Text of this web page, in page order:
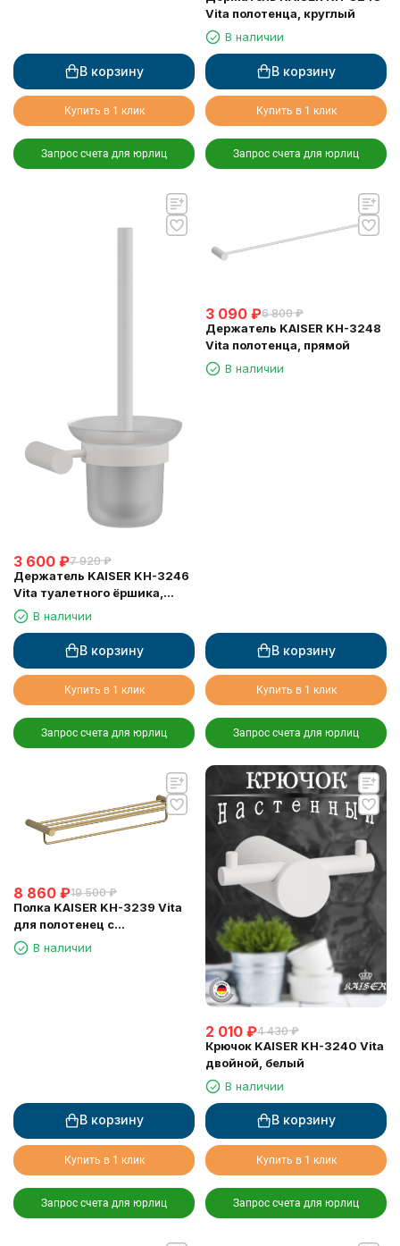
В корзину
Купить в 1 клик
Запрос счета для юрлиц
Vita полотенца, круглый
В наличии
В корзину
Купить в 1 клик
Запрос счета для юрлиц
3 600 ₽7 920 ₽
Держатель KAISER KH-3246
Vita туалетного ёршика,
настенный
В наличии
В корзину
Купить в 1 клик
Запрос счета для юрлиц
3 090 ₽6 800 ₽
Держатель KAISER KH-3248
Vita полотенца, прямой
В наличии
В корзину
Купить в 1 клик
Запрос счета для юрлиц
8 860 ₽19 500 ₽
Полка KAISER KH-3239 Vita
для полотенец с
держателем
В наличии
В корзину
Купить в 1 клик
Запрос счета для юрлиц
2 010 ₽4 430 ₽
Крючок KAISER KH-3240 Vita
двойной, белый
В наличии
В корзину
Купить в 1 клик
Запрос счета для юрлиц